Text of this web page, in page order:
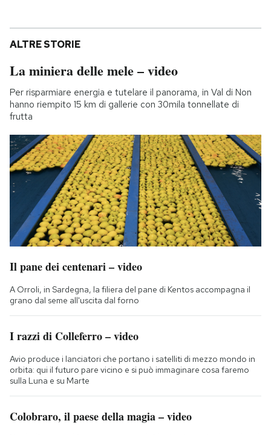
ALTRE STORIE
La miniera delle mele – video
Per risparmiare energia e tutelare il panorama, in Val di Non
hanno riempito 15 km di gallerie con 30mila tonnellate di
frutta
Il pane dei centenari – video
A Orroli, in Sardegna, la filiera del pane di Kentos accompagna il
grano dal seme all'uscita dal forno
I razzi di Colleferro – video
Avio produce i lanciatori che portano i satelliti di mezzo mondo in
orbita: qui il futuro pare vicino e si può immaginare cosa faremo
sulla Luna e su Marte
Colobraro, il paese della magia – video